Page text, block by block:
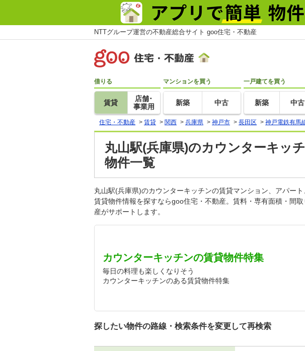
NTTグループ運営の不動産総合サイト goo住宅・不動産
借りる
賃貸
店舗･
事業用
マンションを買う
新築 中古
一戸建てを買う
新築 中古
住宅・不動産 > 賃貸 > 関西 > 兵庫県 > 神戸市 > 長田区 > 神戸電鉄有馬
丸山駅(兵庫県)のカウンターキッ
物件一覧
丸山駅(兵庫県)のカウンターキッチンの賃貸マンション、アパー
賃貸物件情報を探すならgoo住宅・不動産。賃料・専有面積・間
産がサポートします。
カウンターキッチンの賃貸物件特集
毎日の料理も楽しくなりそう
カウンターキッチンのある賃貸物件特集
探したい物件の路線・検索条件を変更して再検索